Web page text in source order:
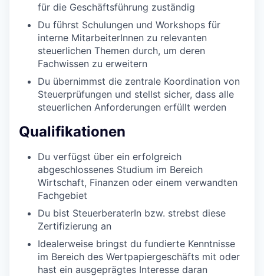
für die Geschäftsführung zuständig
Du führst Schulungen und Workshops für
interne MitarbeiterInnen zu relevanten
steuerlichen Themen durch, um deren
Fachwissen zu erweitern
Du übernimmst die zentrale Koordination von
Steuerprüfungen und stellst sicher, dass alle
steuerlichen Anforderungen erfüllt werden
Qualifikationen
Du verfügst über ein erfolgreich
abgeschlossenes Studium im Bereich
Wirtschaft, Finanzen oder einem verwandten
Fachgebiet
Du bist SteuerberaterIn bzw. strebst diese
Zertifizierung an
Idealerweise bringst du fundierte Kenntnisse
im Bereich des Wertpapiergeschäfts mit oder
hast ein ausgeprägtes Interesse daran